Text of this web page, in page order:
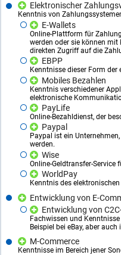
Elektronischer
Kenntnis von
E-Wallets
Online-Plattform für
werden oder sie können
direkten Zugriff auf die
EBPP
Kenntnisse dieser Form
Mobiles Bezahlen
Kenntnis verschiedener
elektronische
PayLife
Online-Bezahldienst, der
Paypal
Paypal ist ein
werden.
Wise
Online-Geldtransfer-Service
WorldPay
Kenntnis des
Entwicklung von E-
Entwicklung von
Fachwissen und
Beispiel bei eBay, aber
M-Commerce
Kenntnisse im Bereich jener